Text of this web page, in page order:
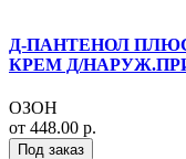
Д-ПАНТЕНОЛ ПЛЮС
КРЕМ Д/
ОЗОН
от 448.00 р.
Под заказ